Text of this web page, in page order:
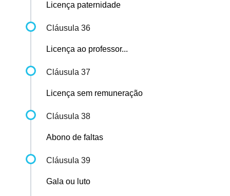
Licença paternidade
Cláusula 36
Licença ao professor...
Cláusula 37
Licença sem remuneração
Cláusula 38
Abono de faltas
Cláusula 39
Gala ou luto